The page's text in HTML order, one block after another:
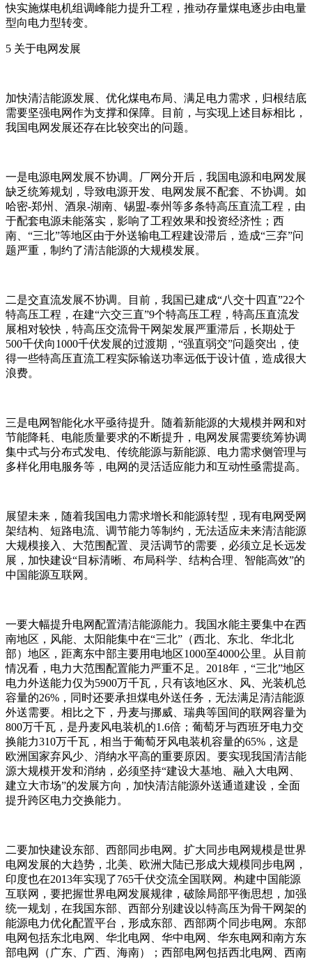
快实施煤电机组调峰能力提升工程，推动存量煤电逐步由电量
型向电力型转变。
5 关于电网发展
加快清洁能源发展、优化煤电布局、满足电力需求，归根结底
需要坚强电网作为支撑和保障。目前，与实现上述目标相比，
我国电网发展还存在比较突出的问题。
一是电源电网发展不协调。厂网分开后，我国电源和电网发展
缺乏统筹规划，导致电源开发、电网发展不配套、不协调。如
哈密-郑州、酒泉-湖南、锡盟-泰州等多条特高压直流工程，由
于配套电源未能落实，影响了工程效果和投资经济性；西
南、“三北”等地区由于外送输电工程建设滞后，造成“三弃”问
题严重，制约了清洁能源的大规模发展。
二是交直流发展不协调。目前，我国已建成“八交十四直”22个
特高压工程，在建“六交三直”9个特高压工程，特高压直流发
展相对较快，特高压交流骨干网架发展严重滞后，长期处于
500千伏向1000千伏发展的过渡期，“强直弱交”问题突出，使
得一些特高压直流工程实际输送功率远低于设计值，造成很大
浪费。
三是电网智能化水平亟待提升。随着新能源的大规模并网和对
节能降耗、电能质量要求的不断提升，电网发展需要统筹协调
集中式与分布式发电、传统能源与新能源、电力需求侧管理与
多样化用电服务等，电网的灵活适应能力和互动性亟需提高。
展望未来，随着我国电力需求增长和能源转型，现有电网受网
架结构、短路电流、调节能力等制约，无法适应未来清洁能源
大规模接入、大范围配置、灵活调节的需要，必须立足长远发
展，加快建设“目标清晰、布局科学、结构合理、智能高效”的
中国能源互联网。
一要大幅提升电网配置清洁能源能力。我国水能主要集中在西
南地区，风能、太阳能集中在“三北”（西北、东北、华北北
部）地区，距离东中部主要用电地区1000至4000公里。从目前
情况看，电力大范围配置能力严重不足。2018年，“三北”地区
电力外送能力仅为5900万千瓦，只有该地区水、风、光装机总
容量的26%，同时还要承担煤电外送任务，无法满足清洁能源
外送需要。相比之下，丹麦与挪威、瑞典等国间的联网容量为
800万千瓦，是丹麦风电装机的1.6倍；葡萄牙与西班牙电力交
换能力310万千瓦，相当于葡萄牙风电装机容量的65%，这是
欧洲国家弃风少、消纳水平高的重要原因。要实现我国清洁能
源大规模开发和消纳，必须坚持“建设大基地、融入大电网、
建立大市场”的发展方向，加快清洁能源外送通道建设，全面
提升跨区电力交换能力。
二要加快建设东部、西部同步电网。扩大同步电网规模是世界
电网发展的大趋势，北美、欧洲大陆已形成大规模同步电网，
印度也在2013年实现了765千伏交流全国联网。构建中国能源
互联网，要把握世界电网发展规律，破除局部平衡思想，加强
统一规划，在我国东部、西部分别建设以特高压为骨干网架的
能源电力优化配置平台，形成东部、西部两个同步电网。东部
电网包括东北电网、华北电网、华中电网、华东电网和南方东
部电网（广东、广西、海南）；西部电网包括西北电网、西南